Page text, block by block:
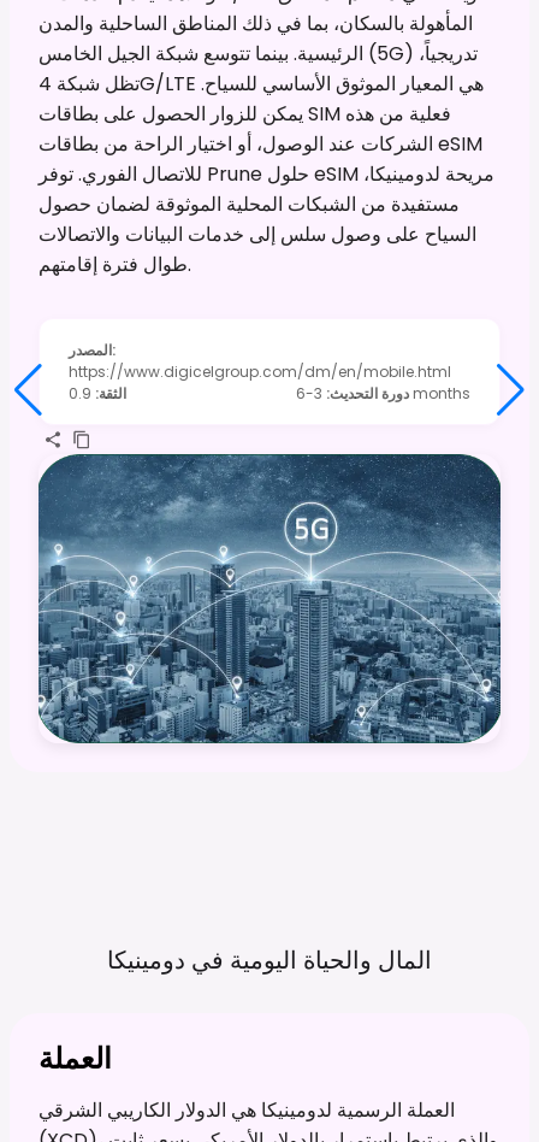
المأهولة بالسكان، بما في ذلك المناطق الساحلية والمدن
الرئيسية. بينما تتوسع شبكة الجيل الخامس (5G) تدريجياً،
تظل شبكة 4G/LTE هي المعيار الموثوق الأساسي للسياح.
يمكن للزوار الحصول على بطاقات SIM فعلية من هذه
الشركات عند الوصول، أو اختيار الراحة من بطاقات eSIM
للاتصال الفوري. توفر Prune حلول eSIM مريحة لدومينيكا،
مستفيدة من الشبكات المحلية الموثوقة لضمان حصول
السياح على وصول سلس إلى خدمات البيانات والاتصالات
طوال فترة إقامتهم.
المصدر:
https://www.digicelgroup.com/dm/en/mobile.html
الثقة:
0.9 دورة التحديث: 3-6 months
المال والحياة اليومية في دومينيكا
العملة
العملة الرسمية لدومينيكا هي الدولار الكاريبي الشرقي